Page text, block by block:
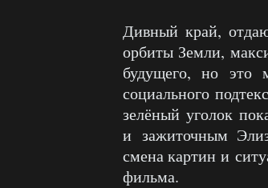
Дивный край,
орбиты Земли,
будущего, но
социального
зелёный уголок
и зажиточным
смена картин и
фильма.